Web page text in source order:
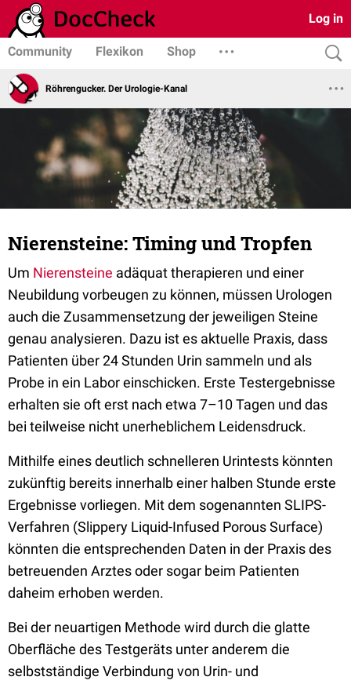
Log in
Community Flexikon Shop
Röhrengucker. Der Urologie-Kanal
Nierensteine: Timing und Tropfen
Um Nierensteine adäquat therapieren und einer
Neubildung vorbeugen zu können, müssen Urologen
auch die Zusammensetzung der jeweiligen Steine
genau analysieren. Dazu ist es aktuelle Praxis, dass
Patienten über 24 Stunden Urin sammeln und als
Probe in ein Labor einschicken. Erste Testergebnisse
erhalten sie oft erst nach etwa 7–10 Tagen und das
bei teilweise nicht unerheblichem Leidensdruck.
Mithilfe eines deutlich schnelleren Urintests könnten
zukünftig bereits innerhalb einer halben Stunde erste
Ergebnisse vorliegen. Mit dem sogenannten SLIPS-
Verfahren (Slippery Liquid-Infused Porous Surface)
könnten die entsprechenden Daten in der Praxis des
betreuenden Arztes oder sogar beim Patienten
daheim erhoben werden.
Bei der neuartigen Methode wird durch die glatte
Oberfläche des Testgeräts unter anderem die
selbstständige Verbindung von Urin- und